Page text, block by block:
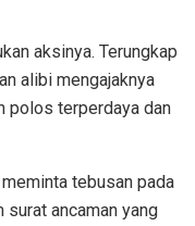
aksinya. Terungkap
alibi mengajaknya
polos terperdaya dan
tebusan pada
surat ancaman yang